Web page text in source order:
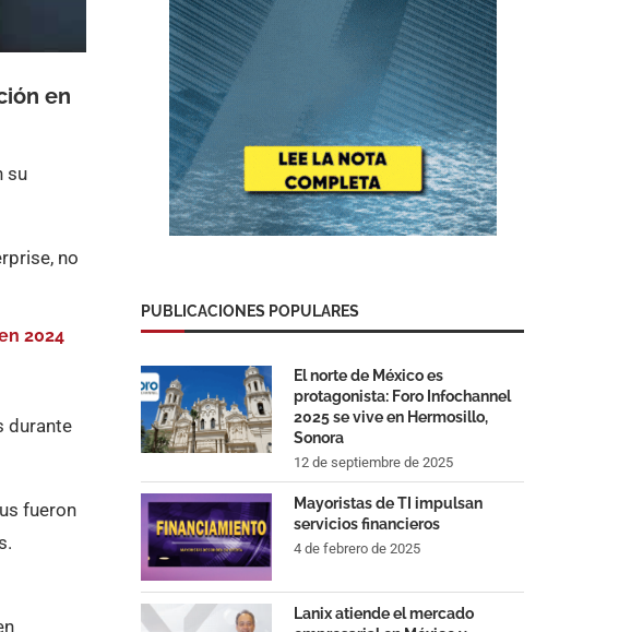
en
su
no
2024
durante
fueron
PUBLICACIONES POPULARES
El norte de México es
protagonista: Foro Infochannel
2025 se vive en Hermosillo,
Sonora
12 de septiembre de 2025
Mayoristas de TI impulsan
servicios financieros
4 de febrero de 2025
Lanix atiende el mercado